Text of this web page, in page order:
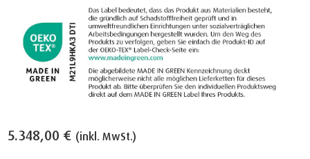
5.348,00 € (inkl. MwSt.)